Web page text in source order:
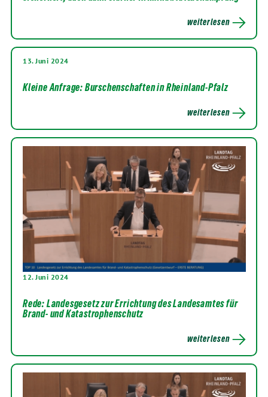
weiterlesen
13. Juni 2024
Kleine Anfrage: Burschenschaften in Rheinland-Pfalz
weiterlesen
12. Juni 2024
Rede: Landesgesetz zur Errichtung des Landesamtes für
Brand- und Katastrophenschutz
weiterlesen